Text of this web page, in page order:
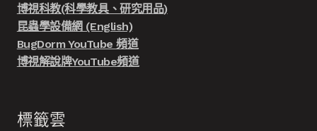
博視科教(科學教具、研究用品)
昆蟲學設備網 (English)
BugDorm YouTube 頻道
博視解說牌YouTube頻道
標籤雲